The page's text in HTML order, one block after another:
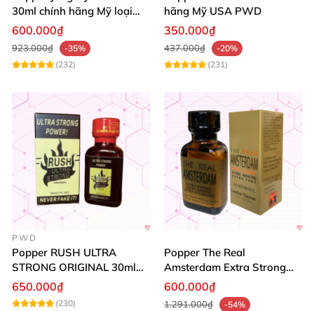
30ml chính hãng Mỹ loại
mạnh cho Top Bot
600.000₫
923.000₫
-35%
(232)
hãng Mỹ USA PWD
350.000₫
437.000₫
-20%
(231)
PWD
Popper RUSH ULTRA
STRONG ORIGINAL 30ml
Chính Hãng Mỹ PWD
650.000₫
(230)
Popper The Real
Amsterdam Extra Strong
30ml
600.000₫
1.291.000₫
-54%